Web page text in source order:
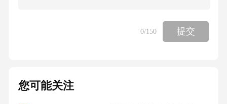
进行有效沟通。3.团队协作：在团队协作中，会
计学专业人士需要具备协作精神和领导力，以
续学习的态度，不断更新知识和技能。四、行
0/150 提交
您可能关注